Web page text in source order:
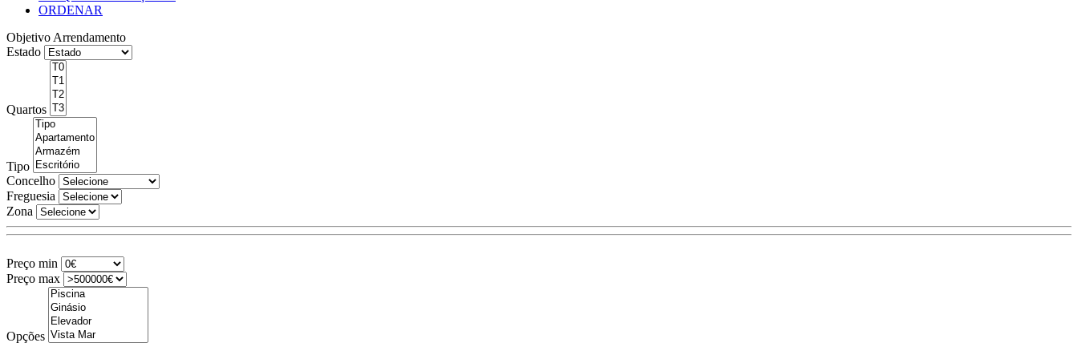
ORDENAR
Objetivo Arrendamento
Estado
Quartos
Tipo
Concelho
Freguesia
Zona
Preço min
Preço max
Opções